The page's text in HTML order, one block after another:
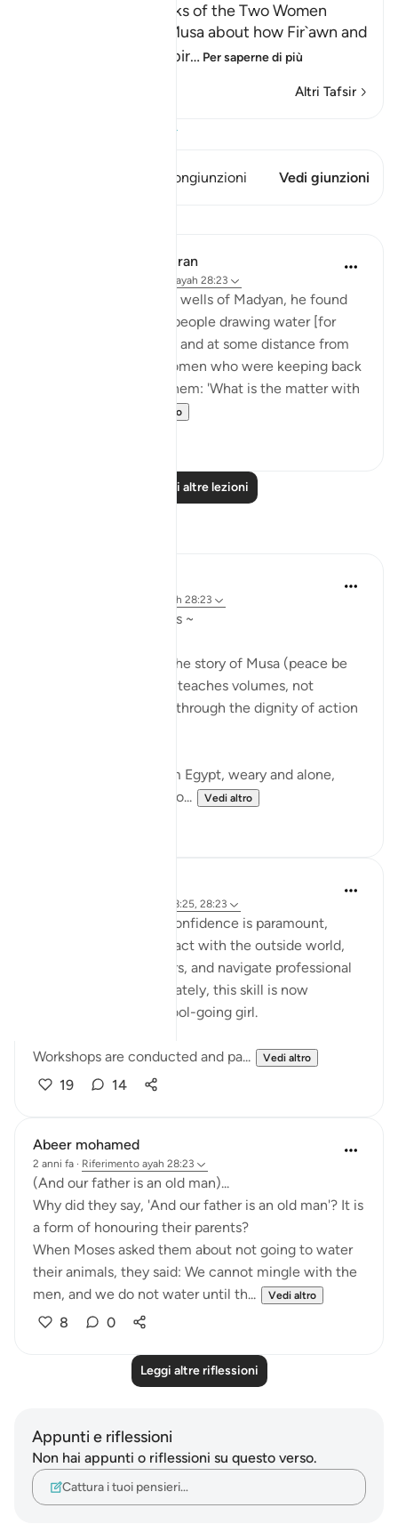
He watered the Flocks of the Two Women
When the man told Musa about how Fir`awn and
his chiefs were conspir… Per saperne di più
Altri Tafsir
Questo versetto ha 1 Congiunzioni Vedi giunzioni
In the Shade of the Quran
ayah 28:23
When he arrived at the wells of Madyan, he found
there a large group of people drawing water [for
their herds and flocks], and at some distance from
them he found two women who were keeping back
their flock. He asked them: 'What is the matter with
Vedi altro
Leggi altre lezioni
ayah 28:23
~ The Gaze that Guards ~
There is a moment in the story of Musa (peace be
upon him) that quietly teaches volumes, not
through a sermon, but through the dignity of action
Musa (AS) fleeing from Egypt, weary and alone,
arrives in Madyan not to...
Vedi altro
ayah 28:25, 28:23
For working women, confidence is paramount,
enabling them to interact with the outside world,
manage business affairs, and navigate professional
ups and downs. Fortunately, this skill is now
ingrained in every school-going girl.
Workshops are conducted and pa... Vedi altro
19 14
Abeer mohamed
2 anni fa · Riferimento ayah 28:23
‏(And our father is an old man)...
a form of honouring their parents?
their animals, they said: We cannot mingle with the
men, and we do not water until th...
Vedi altro
8 0
Leggi altre riflessioni
Appunti e riflessioni
Non hai appunti o riflessioni su questo verso.
Cattura i tuoi pensieri…